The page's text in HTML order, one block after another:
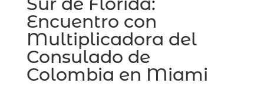
Encuentro con
Multiplicadora del
Consulado de
Colombia en Miami